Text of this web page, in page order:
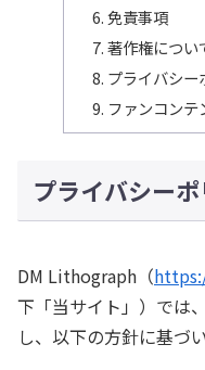
免責事項
著作権につい
プライバシー
ファンコン
プライバシー
DM Lithograph（
下「当サイト」）では
し、以下の方針に基づ